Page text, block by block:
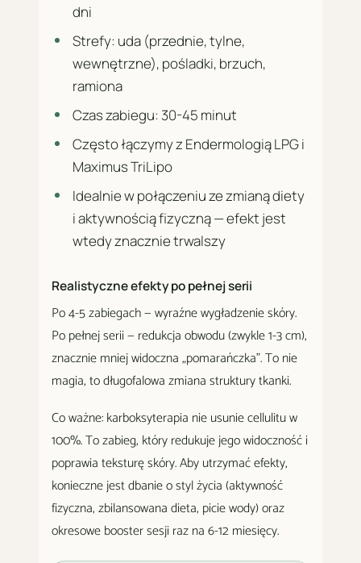
dni
Strefy: uda (przednie, tylne,
wewnętrzne), pośladki, brzuch,
ramiona
Czas zabiegu: 30-45 minut
Często łączymy z Endermologią LPG i
Maximus TriLipo
Idealnie w połączeniu ze zmianą diety
i aktywnością fizyczną — efekt jest
wtedy znacznie trwalszy
Realistyczne efekty po pełnej serii
Po 4-5 zabiegach — wyraźne wygładzenie skóry.
Po pełnej serii — redukcja obwodu (zwykle 1-3 cm),
znacznie mniej widoczna „pomarańczka". To nie
magia, to długofalowa zmiana struktury tkanki.
Co ważne: karboksyterapia nie usunie cellulitu w
100%. To zabieg, który redukuje jego widoczność i
poprawia teksturę skóry. Aby utrzymać efekty,
konieczne jest dbanie o styl życia (aktywność
fizyczna, zbilansowana dieta, picie wody) oraz
okresowe booster sesji raz na 6-12 miesięcy.